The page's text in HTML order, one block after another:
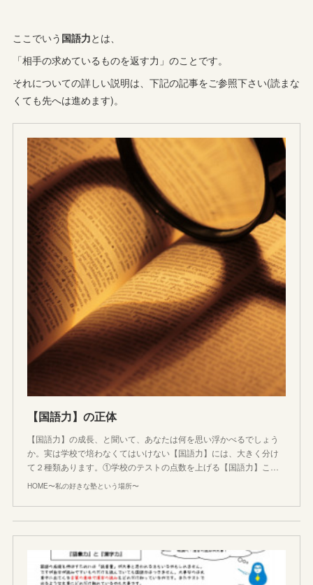
ここでいう 国語力とは、
「相手の求めているものを返す力」のことです。
それについての詳しい説明は、下記の記事をご参照下さい(読まな
くても先へは進めます)。
【国語力】の正体
【国語力】の成長、と聞いて、あなたは何を思い浮かべるでしょう
か。実は学校で培わなくてはいけない【国語力】には、大きく分け
て２種類あります。①学校のテストの点数を上げる【国語力】こ…
HOME〜私の好きな塾という場所〜